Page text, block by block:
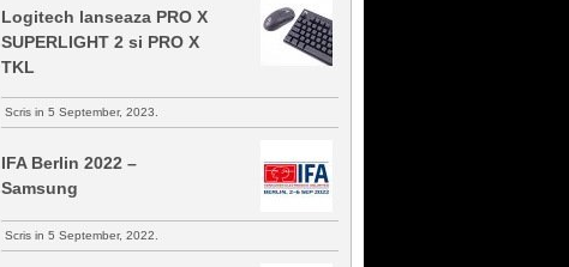
Logitech lanseaza PRO X
SUPERLIGHT 2 si PRO X
TKL
Scris in 5 September, 2023.
IFA Berlin 2022 –
Samsung
Scris in 5 September, 2022.